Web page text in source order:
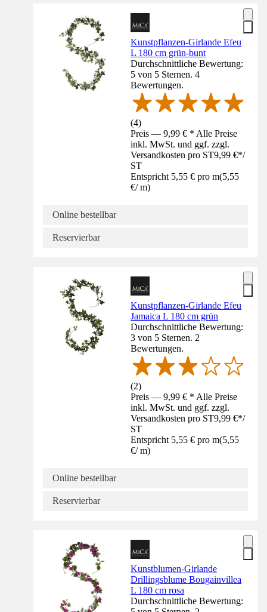
Kunstpflanzen-Girlande Efeu
L 180 cm grün-bunt
Durchschnittliche Bewertung:
5 von 5 Sternen. 4
Bewertungen.
(4)
Preis — 9,99 € * Alle Preise
inkl. MwSt. und ggf. zzgl.
Versandkosten pro ST9,99 €*/
ST
Entspricht 5,55 € pro m(5,55
€/ m)
Online bestellbar
Reservierbar
Kunstpflanzen-Girlande Efeu
Jamaica L 180 cm grün
Durchschnittliche Bewertung:
3 von 5 Sternen. 2
Bewertungen.
(2)
Preis — 9,99 € * Alle Preise
inkl. MwSt. und ggf. zzgl.
Versandkosten pro ST9,99 €*/
ST
Entspricht 5,55 € pro m(5,55
€/ m)
Online bestellbar
Reservierbar
Kunstblumen-Girlande
Drillingsblume Bougainvillea
L 180 cm rosa
Durchschnittliche Bewertung: